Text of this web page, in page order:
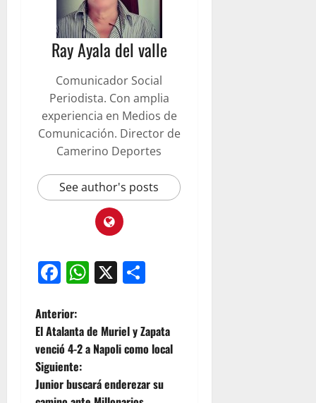
Ray Ayala del valle
Comunicador Social
Periodista. Con amplia
experiencia en Medios de
Comunicación. Director de
Camerino Deportes
See author's posts
Facebook
WhatsApp
X
Anterior:
El Atalanta de Muriel y Zapata
venció 4-2 a Napoli como local
Siguiente:
Junior buscará enderezar su